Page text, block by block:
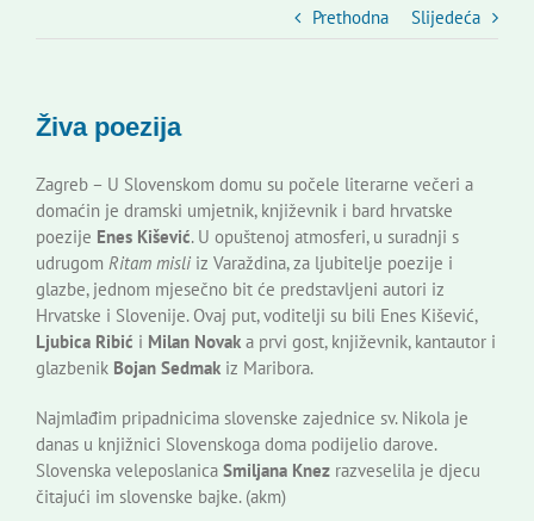
Kontakti
Novi odmev – naše glasilo
Izdavaštvo
Korisne informacije
Prethodna Slijedeća
Živa poezija
Zagreb – U Slovenskom domu su počele literarne večeri a
domaćin je dramski umjetnik, književnik i bard hrvatske
poezije Enes Kišević. U opuštenoj atmosferi, u suradnji s
udrugom Ritam misli iz Varaždina, za ljubitelje poezije i
glazbe, jednom mjesečno bit će predstavljeni autori iz
Hrvatske i Slovenije. Ovaj put, voditelji su bili Enes Kišević,
Ljubica Ribić i Milan Novak a prvi gost, književnik, kantautor i
glazbenik Bojan Sedmak iz Maribora.
Najmlađim pripadnicima slovenske zajednice sv. Nikola je
danas u knjižnici Slovenskoga doma podijelio darove.
Slovenska veleposlanica Smiljana Knez razveselila je djecu
čitajući im slovenske bajke. (akm)